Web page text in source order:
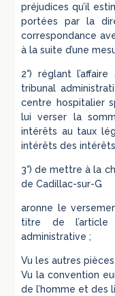
préjudices qu’il
portées par la
correspondance
à la suite d’une
2°) réglant
tribunal
centre hospitalier
lui verser la
intérêts au taux
intérêts des
3°) de mettre à la
de Cadillac-sur-G
aronne le
titre de
administrative ;
Vu les autres
Vu la convention
de l’homme et des